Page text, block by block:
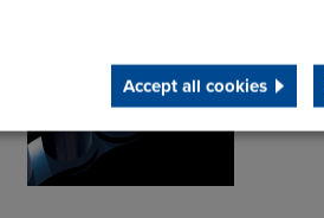
Accept all cookies